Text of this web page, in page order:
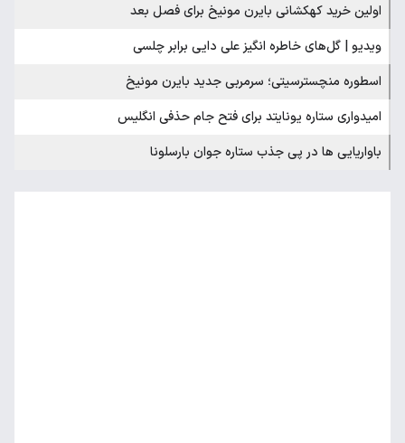
اولین خرید کهکشانی بایرن مونیخ برای فصل بعد
ویدیو | گل‌های خاطره انگیز علی دایی برابر چلسی
اسطوره منچسترسیتی؛ سرمربی جدید بایرن مونیخ
امیدواری ستاره یونایتد برای فتح جام حذفی انگلیس
باواریایی ها در پی جذب ستاره جوان بارسلونا